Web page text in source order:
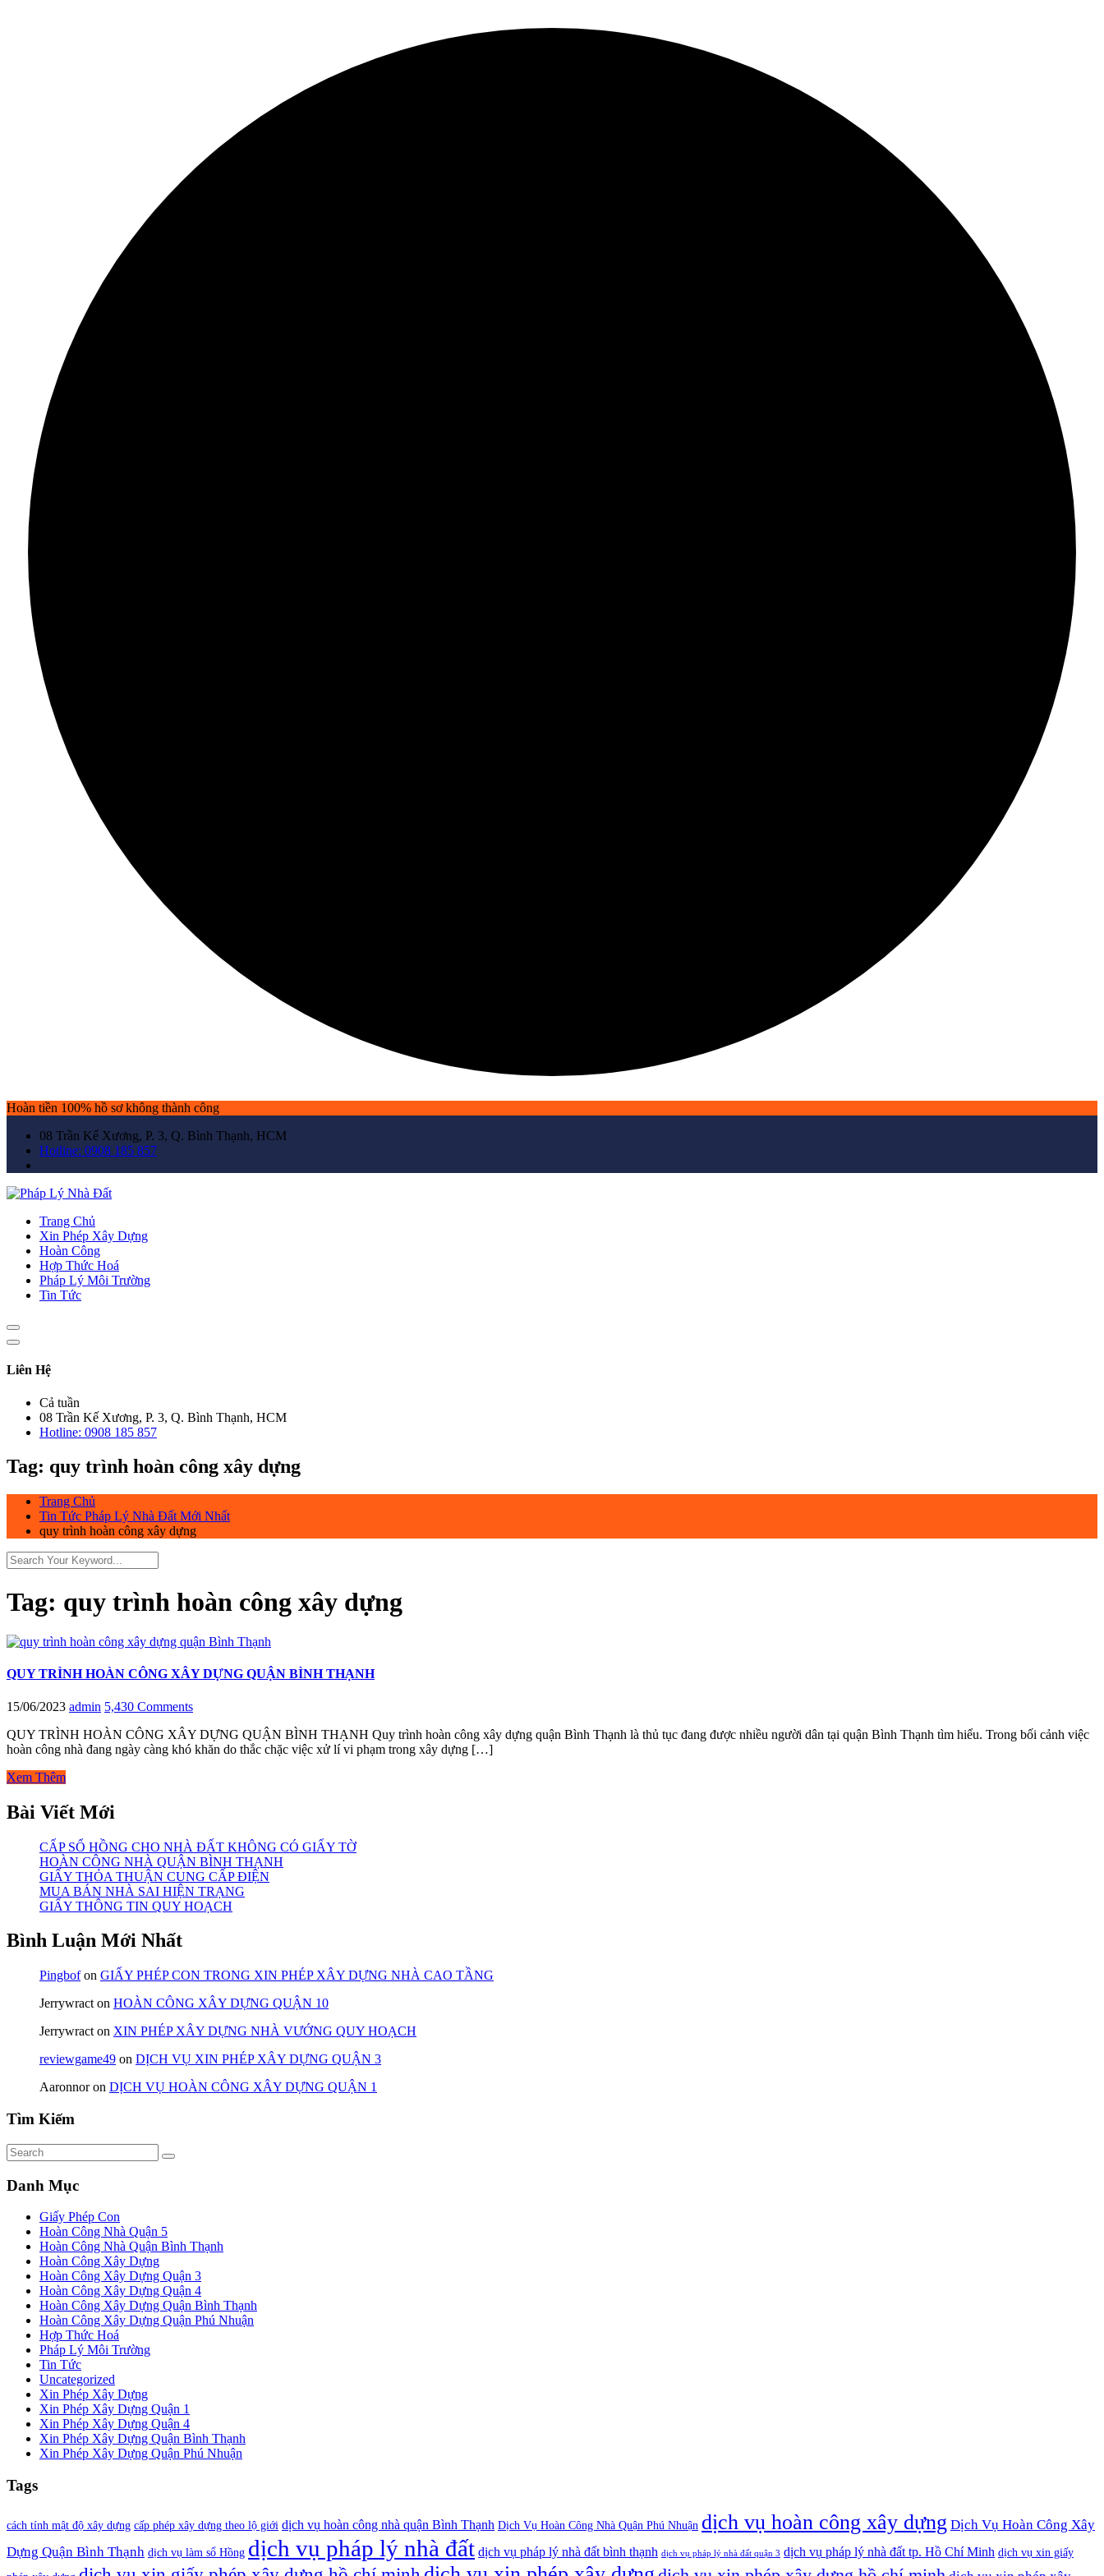
Hoàn tiền 100% hồ sơ không thành công
08 Trần Kế Xương, P. 3, Q. Bình Thạnh, HCM
Hotline: 0908 185 857
Trang Chủ
Xin Phép Xây Dựng
Hoàn Công
Hợp Thức Hoá
Pháp Lý Môi Trường
Tin Tức
Liên Hệ
Cả tuần
08 Trần Kế Xương, P. 3, Q. Bình Thạnh, HCM
Hotline: 0908 185 857
Tag: quy trình hoàn công xây dựng
Trang Chủ
Tin Tức Pháp Lý Nhà Đất Mới Nhất
quy trình hoàn công xây dựng
Tag: quy trình hoàn công xây dựng
QUY TRÌNH HOÀN CÔNG XÂY DỰNG QUẬN BÌNH THẠNH
15/06/2023 admin 5,430 Comments
QUY TRÌNH HOÀN CÔNG XÂY DỰNG QUẬN BÌNH THẠNH Quy trình hoàn công xây dựng quận Bình Thạnh là thủ tục đang được nhiều người dân tại quận Bình Thạnh tìm hiểu. Trong bối cảnh việc
hoàn công nhà đang ngày càng khó khăn do thắc chặc việc xử lí vi phạm trong xây dựng […]
Xem Thêm
Bài Viết Mới
CẤP SỔ HỒNG CHO NHÀ ĐẤT KHÔNG CÓ GIẤY TỜ
HOÀN CÔNG NHÀ QUẬN BÌNH THẠNH
GIẤY THỎA THUẬN CUNG CẤP ĐIỆN
MUA BÁN NHÀ SAI HIỆN TRẠNG
GIẤY THÔNG TIN QUY HOẠCH
Bình Luận Mới Nhất
Pingbofon GIẤY PHÉP CON TRONG XIN PHÉP XÂY DỰNG NHÀ CAO TẦNG
Jerrywract on HOÀN CÔNG XÂY DỰNG QUẬN 10
Jerrywract on XIN PHÉP XÂY DỰNG NHÀ VƯỚNG QUY HOẠCH
reviewgame49 on DỊCH VỤ XIN PHÉP XÂY DỰNG QUẬN 3
Aaronnoron DỊCH VỤ HOÀN CÔNG XÂY DỰNG QUẬN 1
Tìm Kiếm
Danh Mục
Giấy Phép Con
Hoàn Công Nhà Quận 5
Hoàn Công Nhà Quận Bình Thạnh
Hoàn Công Xây Dựng
Hoàn Công Xây Dựng Quận 3
Hoàn Công Xây Dựng Quận 4
Hoàn Công Xây Dựng Quận Bình Thạnh
Hoàn Công Xây Dựng Quận Phú Nhuận
Hợp Thức Hoá
Pháp Lý Môi Trường
Tin Tức
Uncategorized
Xin Phép Xây Dựng
Xin Phép Xây Dựng Quận 1
Xin Phép Xây Dựng Quận 4
Xin Phép Xây Dựng Quận Bình Thạnh
Xin Phép Xây Dựng Quận Phú Nhuận
Tags
cách tính mật độ xây dựng cấp phép xây dựng theo lộ giới dịch vụ hoàn công nhà quận Bình Thạnh Dịch Vụ Hoàn Công Nhà Quận Phú Nhuận dịch vụ hoàn công xây dựng Dịch Vụ Hoàn Công Xây
Dựng Quận Bình Thạnh dịch vụ làm sổ Hồng dịch vụ pháp lý nhà đất dịch vụ pháp lý nhà đất bình thạnh dịch vụ pháp lý nhà đất quận 3 dịch vụ pháp lý nhà đất tp. Hồ Chí Minh dịch vụ xin giấy